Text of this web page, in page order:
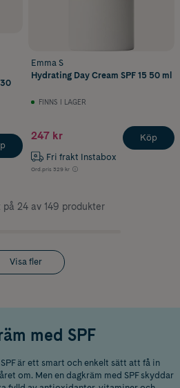
Emma S
Hydrating Day Cream SPF 15 50 ml
FINNS I LAGER
247 kr
Fri frakt Instabox
Ord.pris 329 kr
Köp
24 av 149 produkter
Visa fler
med SPF
är ett smart och enkelt sätt att få in
om. Men en dagkräm med SPF skyddar